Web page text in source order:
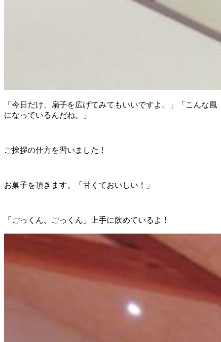
「今日だけ、扇子を広げてみてもいいですよ。」「こんな風
になっているんだね。」
ご挨拶の仕方を習いました！
お菓子を頂きます。「甘くておいしい！」
「ごっくん、ごっくん」上手に飲めているよ！